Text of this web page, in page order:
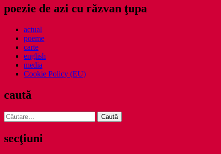
poezie de azi cu răzvan ţupa
actual
poeme
carte
english
media
Cookie Policy (EU)
caută
Caută
după:
secţiuni